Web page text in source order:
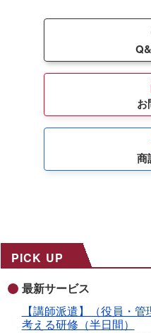
お
商
PICK UP
最新サービス
【講師派遣】（役員・
考える研修（半日間）